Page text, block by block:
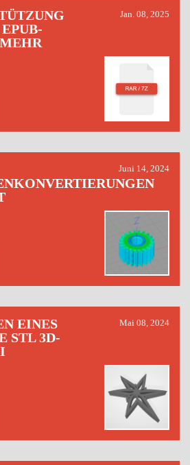
Jan. 08, 2025
Juni 14, 2024
EINES
STL 3D-
Mai 08, 2024